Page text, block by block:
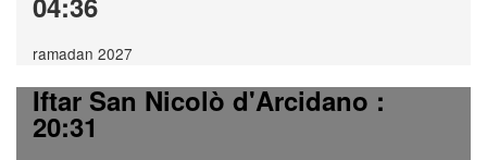
ramadan 2027
Iftar San Nicolò d'Arcidano:
20:31